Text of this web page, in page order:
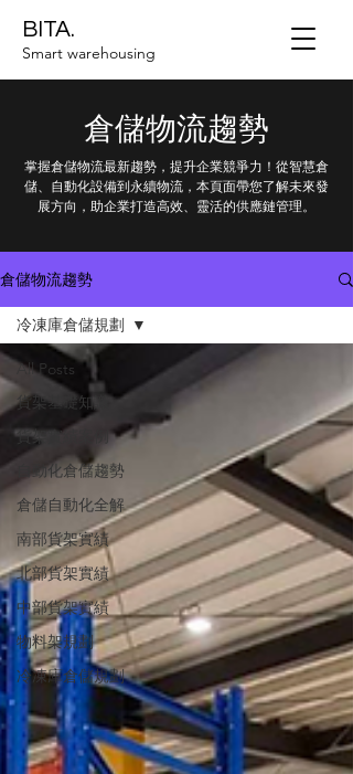
BITA.
Smart warehousing
倉儲物流趨勢
掌握倉儲物流最新趨勢，提升企業競爭力！從智慧倉
儲、自動化設備到永續物流，本頁面帶您了解未來發
展方向，助企業打造高效、靈活的供應鏈管理。
倉儲物流趨勢
All Posts
貨架基礎知識
貨架實績案例
自動化倉儲趨勢
倉儲自動化全解
南部貨架實績
北部貨架實績
中部貨架實績
物料架規劃
冷凍庫倉儲規劃
冷凍庫倉儲規劃